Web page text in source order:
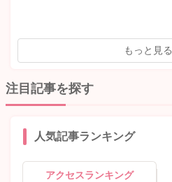
もっと見る
注目記事を探す
人気記事ランキング
アクセスランキング